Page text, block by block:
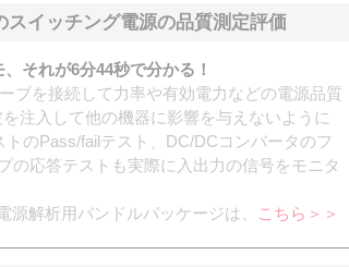
スイッチング電源の品質測定評価
それが6分44秒で分かる！
ブを接続して力率や有効電力などの電源品質
注入して他の機器に影響を与えないように
のPass/failテスト、DC/DCコンバータのフ
の応答テストも実際に入出力の信号をモニタ
源解析用バンドルパッケージは、
こちら＞＞